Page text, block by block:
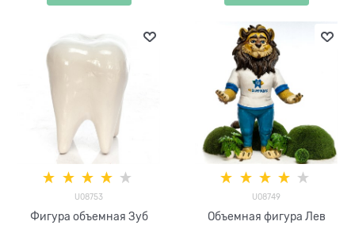
U08753
Фигура объемная Зуб
U08749
Объемная фигура Лев